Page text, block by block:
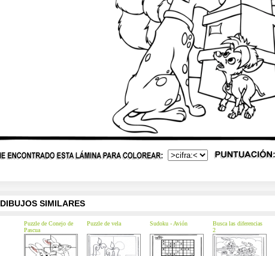
DIBUJOS SIMILARES
Puzzle de Conejo de
Pascua
Puzzle de vela Sudoku - Avión
Busca las diferencias
2